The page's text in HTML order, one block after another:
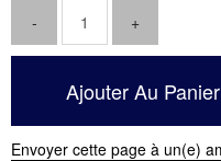
Envoyer cette page à un(e)